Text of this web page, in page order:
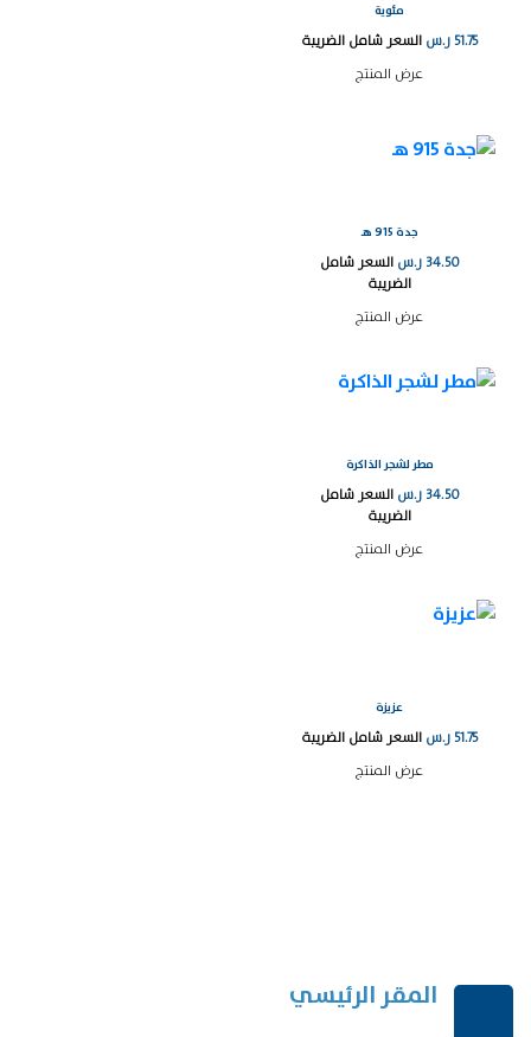
مئوية
51.75 ر.س السعر شامل الضريبة
عرض المنتج
جدة 915 هـ
34.50 ر.س السعر شامل
الضريبة
عرض المنتج
مطر لشجر الذاكرة
34.50 ر.س السعر شامل
الضريبة
عرض المنتج
عزيزة
51.75 ر.س السعر شامل الضريبة
عرض المنتج
المقر الرئيسي